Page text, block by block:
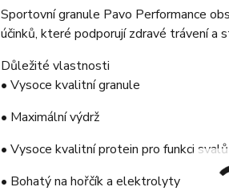
Sportovní granule Pavo Performance
účinků, které podporují zdravé trávení a
Důležité vlastnosti
• Vysoce kvalitní granule
• Maximální výdrž
• Vysoce kvalitní protein pro funkci svalů
• Bohatý na hořčík a elektrolyty